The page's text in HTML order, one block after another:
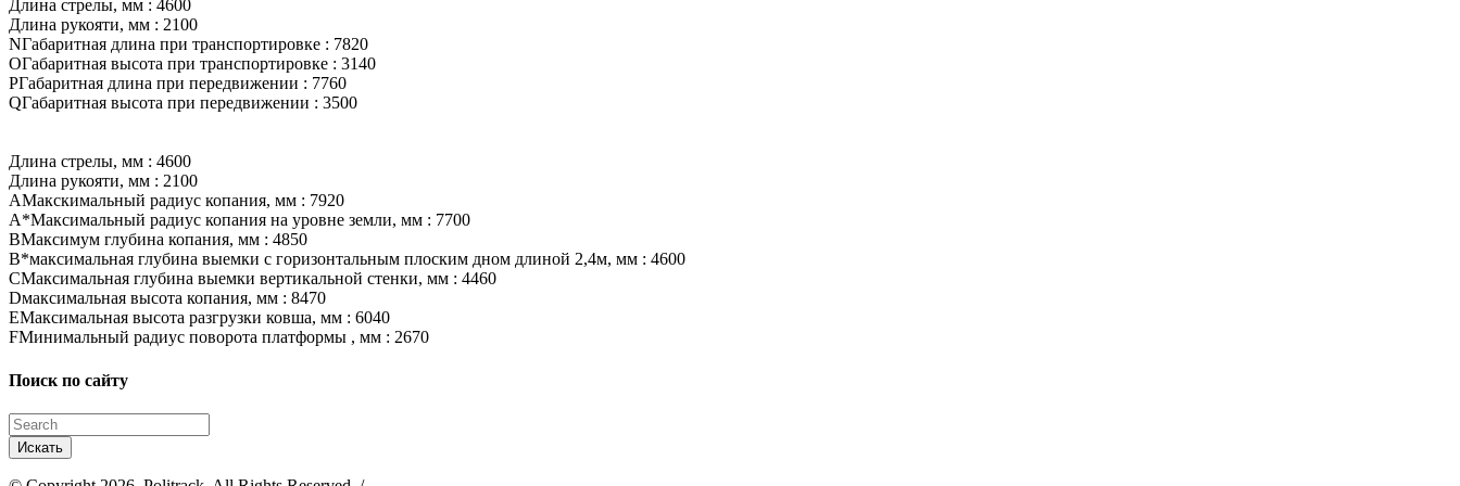
Длина стрелы, мм : 4600
Длина рукояти, мм : 2100
NГабаритная длина при транспортировке : 7820
OГабаритная высота при транспортировке : 3140
PГабаритная длина при передвижении : 7760
QГабаритная высота при передвижении : 3500
Длина стрелы, мм : 4600
Длина рукояти, мм : 2100
AМакскимальный радиус копания, мм : 7920
A*Максимальный радиус копания на уровне земли, мм : 7700
BМаксимум глубина копания, мм : 4850
B*максимальная глубина выемки с горизонтальным плоским дном длиной 2,4м, мм : 4600
CМаксимальная глубина выемки вертикальной стенки, мм : 4460
Dмаксимальная высота копания, мм : 8470
EМаксимальная высота разгрузки ковша, мм : 6040
FМинимальный радиус поворота платформы , мм : 2670
Поиск по сайту